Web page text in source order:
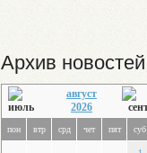
Архив новостей
август
2026
пон втр срд чет пят суб